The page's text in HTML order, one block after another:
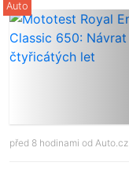
Auto
před 8 hodinami od Auto.cz